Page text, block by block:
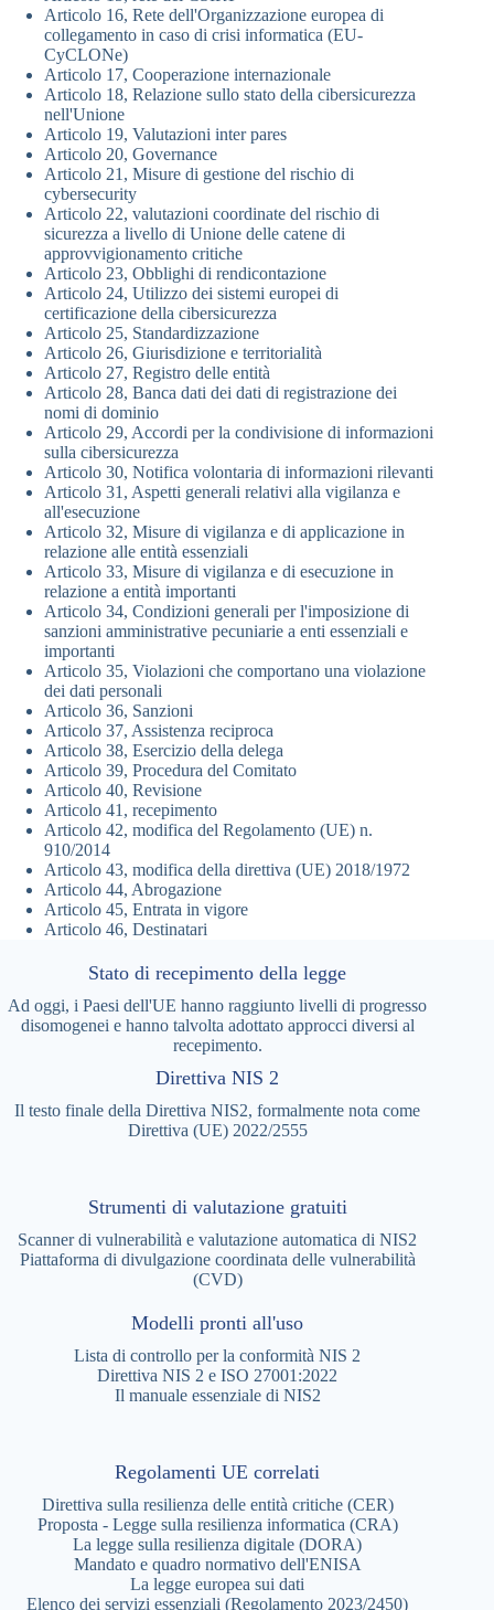
Articolo 16, Rete dell'Organizzazione europea di
collegamento in caso di crisi informatica (EU-
CyCLONe)
Articolo 17, Cooperazione internazionale
Articolo 18, Relazione sullo stato della cibersicurezza
nell'Unione
Articolo 19, Valutazioni inter pares
Articolo 20, Governance
Articolo 21, Misure di gestione del rischio di
cybersecurity
Articolo 22, valutazioni coordinate del rischio di
sicurezza a livello di Unione delle catene di
approvvigionamento critiche
Articolo 23, Obblighi di rendicontazione
Articolo 24, Utilizzo dei sistemi europei di
certificazione della cibersicurezza
Articolo 25, Standardizzazione
Articolo 26, Giurisdizione e territorialità
Articolo 27, Registro delle entità
Articolo 28, Banca dati dei dati di registrazione dei
nomi di dominio
Articolo 29, Accordi per la condivisione di informazioni
sulla cibersicurezza
Articolo 30, Notifica volontaria di informazioni rilevanti
Articolo 31, Aspetti generali relativi alla vigilanza e
all'esecuzione
Articolo 32, Misure di vigilanza e di applicazione in
relazione alle entità essenziali
Articolo 33, Misure di vigilanza e di esecuzione in
relazione a entità importanti
Articolo 34, Condizioni generali per l'imposizione di
sanzioni amministrative pecuniarie a enti essenziali e
importanti
Articolo 35, Violazioni che comportano una violazione
dei dati personali
Articolo 36, Sanzioni
Articolo 37, Assistenza reciproca
Articolo 38, Esercizio della delega
Articolo 39, Procedura del Comitato
Articolo 40, Revisione
Articolo 41, recepimento
Articolo 42, modifica del Regolamento (UE) n.
910/2014
Articolo 43, modifica della direttiva (UE) 2018/1972
Articolo 44, Abrogazione
Articolo 45, Entrata in vigore
Articolo 46, Destinatari
Stato di recepimento della legge
Ad oggi, i Paesi dell'UE hanno raggiunto livelli di progresso
disomogenei e hanno talvolta adottato approcci diversi al
recepimento.
Direttiva NIS 2
Il testo finale della Direttiva NIS2, formalmente nota come
Direttiva (UE) 2022/2555
Strumenti di valutazione gratuiti
Scanner di vulnerabilità e valutazione automatica di NIS2
Piattaforma di divulgazione coordinata delle vulnerabilità
(CVD)
Modelli pronti all'uso
Lista di controllo per la conformità NIS 2
Direttiva NIS 2 e ISO 27001:2022
Il manuale essenziale di NIS2
Regolamenti UE correlati
Direttiva sulla resilienza delle entità critiche (CER)
Proposta - Legge sulla resilienza informatica (CRA)
La legge sulla resilienza digitale (DORA)
Mandato e quadro normativo dell'ENISA
La legge europea sui dati
Elenco dei servizi essenziali (Regolamento 2023/2450)